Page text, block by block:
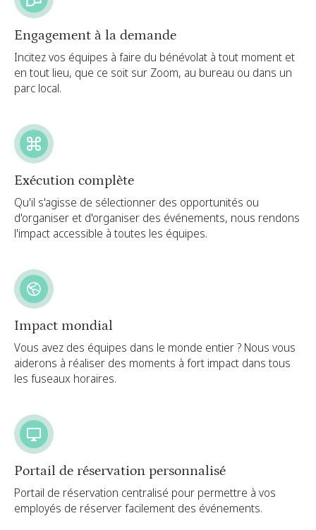
Engagement à la demande
Incitez vos équipes à faire du bénévolat à tout moment et
en tout lieu, que ce soit sur Zoom, au bureau ou dans un
parc local.
Exécution complète
Qu'il s'agisse de sélectionner des opportunités ou
d'organiser et d'organiser des événements, nous rendons
l'impact accessible à toutes les équipes.
Impact mondial
Vous avez des équipes dans le monde entier ? Nous vous
aiderons à réaliser des moments à fort impact dans tous
les fuseaux horaires.
Portail de réservation personnalisé
Portail de réservation centralisé pour permettre à vos
employés de réserver facilement des événements.